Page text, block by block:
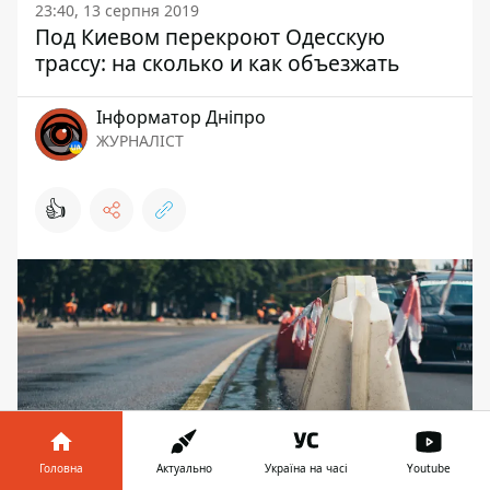
23:40, 13 серпня 2019
Под Киевом перекроют Одесскую
трассу: на сколько и как объезжать
Інформатор Дніпро
ЖУРНАЛІСТ
👍
В ночь на 14 августа под Киевом будет
Головна Актуально Україна на часі Youtube